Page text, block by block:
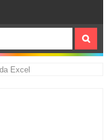
Excel